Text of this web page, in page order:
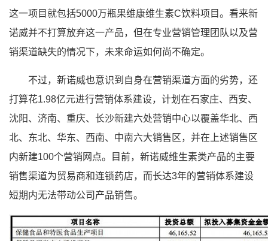
这一项目就包括5000万瓶果维康维生素C饮料项目。看来新
诺威并不打算放弃这一产品，但在专业营销管理团队以及营
销渠道缺失的情况下，未来命运如何尚不确定。
不过，新诺威也意识到自身在营销渠道方面的劣势，还
打算花1.98亿元进行营销体系建设，计划在石家庄、西安、
沈阳、济南、重庆、长沙新建六处营销中心以覆盖华北、西
北、东北、华东、西南、中南六大销售区，并在上述销售区
内新建100个营销网点。目前，新诺威维生素类产品的主要
销售渠道为贸易商和连锁药店，而长达3年的营销体系建设
短期内无法带动公司产品销售。